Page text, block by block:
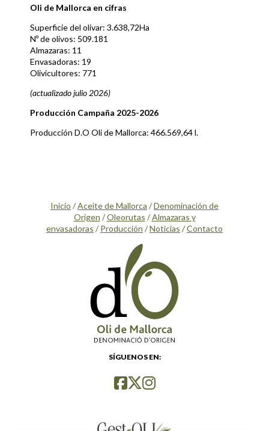
Oli de Mallorca en cifras
Superficie del olivar: 3.638,72Ha
Nº de olivos: 509.181
Almazaras: 11
Envasadoras: 19
Olivicultores: 771
(actualizado julio 2026)
Producción Campaña 2025-2026
Producción D.O Oli de Mallorca: 466.569,64 l.
Inicio /Aceite de Mallorca /Denominación de
Origen /Oleorutas /Almazaras y
envasadoras / Producción /Noticias /Contacto
SÍGUENOS EN: